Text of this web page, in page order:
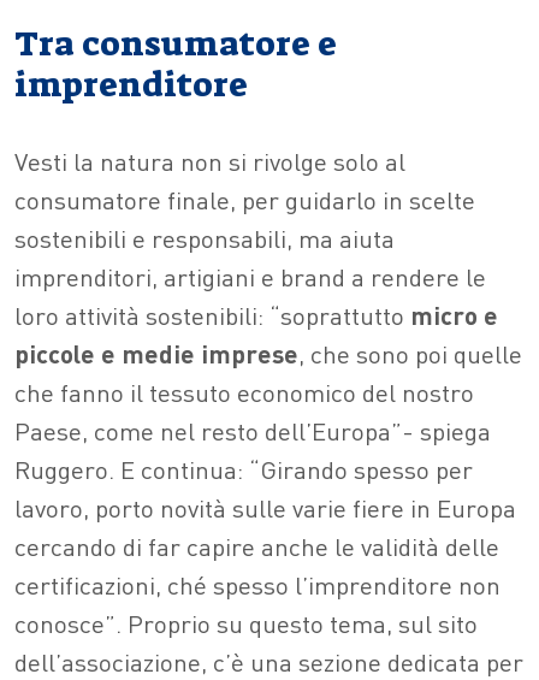
Tra consumatore e
imprenditore
Vesti la natura non si rivolge solo al
consumatore finale, per guidarlo in scelte
sostenibili e responsabili, ma aiuta
imprenditori, artigiani e brand a rendere le
loro attività sostenibili: “soprattutto micro e
piccole e medie imprese, che sono poi quelle
che fanno il tessuto economico del nostro
Paese, come nel resto dell’Europa”- spiega
Ruggero. E continua: “Girando spesso per
lavoro, porto novità sulle varie fiere in Europa
cercando di far capire anche le validità delle
certificazioni, ché spesso l’imprenditore non
conosce”. Proprio su questo tema, sul sito
dell’associazione, c’è una sezione dedicata per